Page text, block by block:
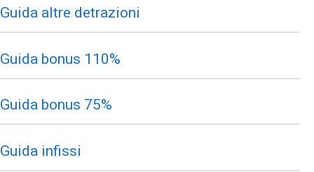
Guida altre detrazioni
Guida bonus 110%
Guida bonus 75%
Guida infissi